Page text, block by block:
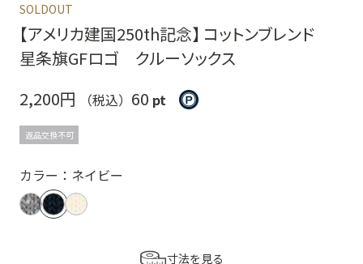
SOLDOUT
【アメリカ建国250th記念】 コットンブレンド
星条旗GFロゴ クルーソックス
2,200円
（税込） 60 pt
返品交換不可
カラー：ネイビー
寸法を見る